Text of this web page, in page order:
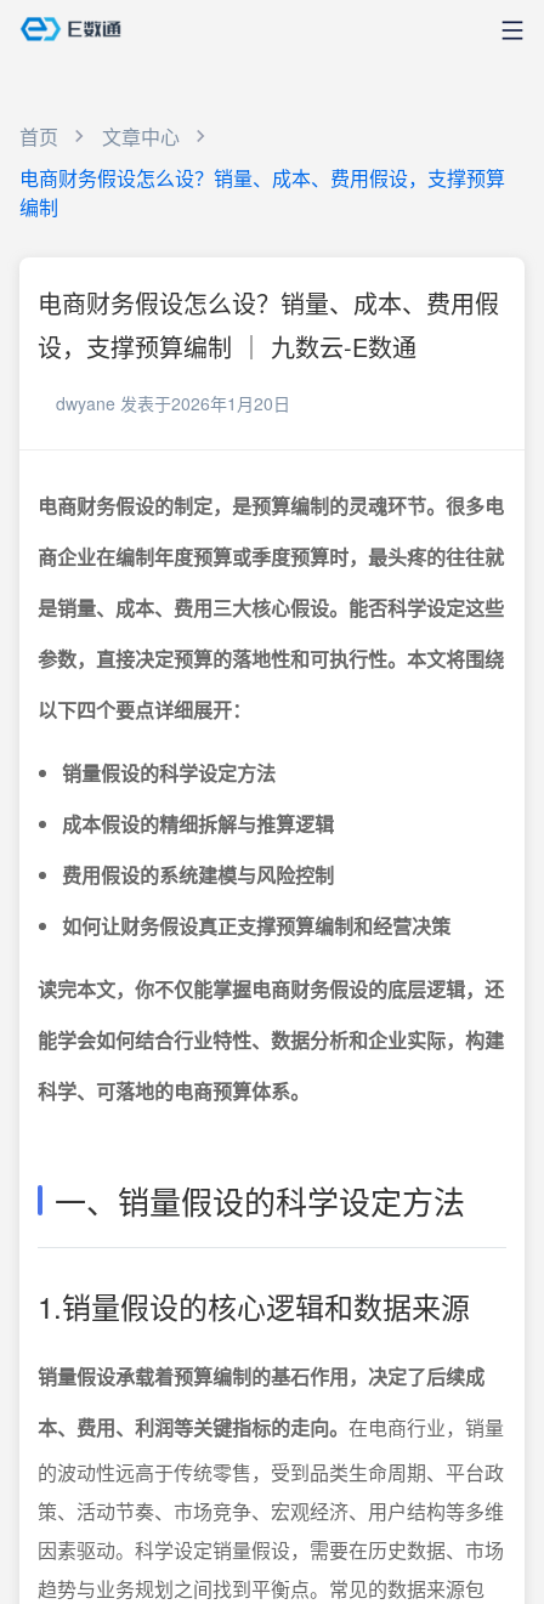
首页
文章中心
电商财务假设怎么设？销量、成本、费用假设，支撑预算
编制
电商财务假设怎么设？销量、成本、费用假
设，支撑预算编制 ｜ 九数云-E数通
dwyane 发表于2026年1月20日
电商财务假设的制定，是预算编制的灵魂环节。很多电
商企业在编制年度预算或季度预算时，最头疼的往往就
是销量、成本、费用三大核心假设。能否科学设定这些
参数，直接决定预算的落地性和可执行性。本文将围绕
以下四个要点详细展开：
销量假设的科学设定方法
成本假设的精细拆解与推算逻辑
费用假设的系统建模与风险控制
如何让财务假设真正支撑预算编制和经营决策
读完本文，你不仅能掌握电商财务假设的底层逻辑，还
能学会如何结合行业特性、数据分析和企业实际，构建
科学、可落地的电商预算体系。
一、销量假设的科学设定方法
1.销量假设的核心逻辑和数据来源
销量假设承载着预算编制的基石作用，决定了后续成
本、费用、利润等关键指标的走向。 在电商行业，销量
的波动性远高于传统零售，受到品类生命周期、平台政
策、活动节奏、市场竞争、宏观经济、用户结构等多维
因素驱动。科学设定销量假设，需要在历史数据、市场
趋势与业务规划之间找到平衡点。常见的数据来源包